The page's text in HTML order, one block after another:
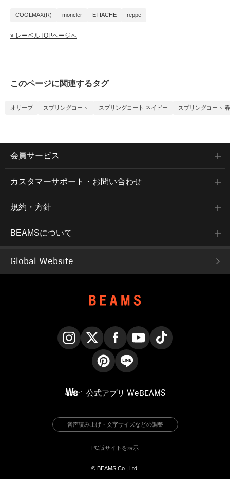
COOLMAX(R) moncler ETIACHE reppe
» レーベルTOPページへ
このページに関連するタグ
オリーブ スプリングコート スプリングコート ネイビー スプリングコート
会員サービス
カスタマーサポート・お問い合わせ
規約・方針
BEAMSについて
Global Website
公式アプリ WeBEAMS
音声読み上げ・文字サイズなどの調整
PC版サイトを表示
© BEAMS Co., Ltd.